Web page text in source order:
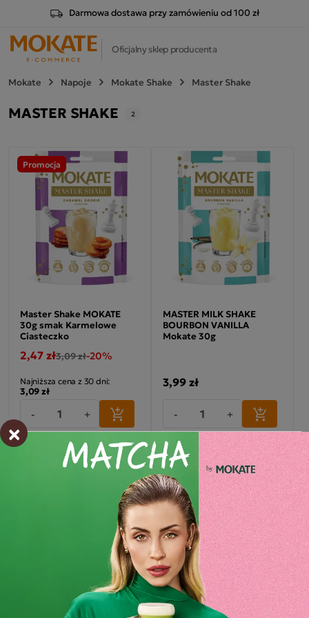
Darmowa dostawa przy zamówieniu od 100 zł
Oficjalny sklep producenta
Mokate Napoje Mokate Shake Master Shake
MASTER SHAKE 2
Promocja
Master Shake MOKATE
30g smak Karmelowe
Ciasteczko
2,47 zł3,09 zł-20%
Najniższa cena z 30 dni:
3,09 zł
- +
MASTER MILK SHAKE
BOURBON VANILLA
Mokate 30g
3,99 zł
- +
×